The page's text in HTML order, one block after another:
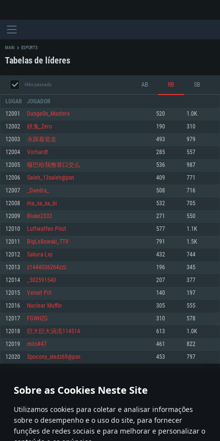
Sobre as Cookies Neste Site
Utilizamos cookies para coletar e analisar informações
sobre o desempenho e o uso do site, para fornecer
funções de redes sociais e para melhorar e personalizar o
REQUERIMENTOS DE SISTEMA
Mínimo
Sistema Operativo: Windows 10 (64 bit)
Processador: Dual-Core 2.2 GHz
Memória: 4GB
Placa Gráfica: Placa com DirectX 11: AMD Radeon 77XX / NVIDIA GeForce
GTX 660. Resolução mínima suportada: 720p
Network: Internet de banda larga.
Disco: 23,1 GB
Recomendado
superior, Radeon RX 570 ou superior
Disco: 75,9 GB
Mínimo
Sistema Operativo: Mac OS Big Sur 11.0 ou versão mais recente
Processador: Core i5 2.2GHz mínimo (Intel Xeon não suportado)
Memória: 6 GB
Placa Gráfica: Intel Iris Pro 5200 (Mac), equivalentes AMD/Nvidia para Mac.
Resolução mínima suportada: 720p com suporte Metal.
Network: Internet de banda larga.
Disco: 21,5 GB
Recomendado
Network: Internet de banda larga.
Mínimo
Sistema Operativo: Distribuições mais modernas do Linux de 64bit
Processador: Dual-Core 2.4 GHz
Memória: 4 GB
Placa Gráfica: NVIDIA 660 com os drivers mais recentes (não mais de 6
meses) / equivalentes AMD com os drivers mais recentes com suporte
Vulkan (não mais de 6 meses); Resolução mínima suportada: 720p.
Network: Internet de banda larga.
Disco: 21,5 GB
Recomendado
Sistema Operativo: Ubuntu 20.04 64bit
Processador: Intel Core i7
Memória: 16 GB
Placa Gráfica: NVIDIA 1060 com os drivers mais recentes (não mais de 6
meses) / equivalentes AMD (Radeon RX 570) com os drivers mais recentes
Network: Internet de banda larga.
MAIN ESPORTS
Tabelas de líderes
Mês passado AB RB SB
LUGAR JOGADOR
12001 Dunge0n_Masterx 520 1.0K
12002 鉄鬼_Zero 190 310
12003 永跟着党走 493 979
12004 Vorhardt 285 557
12005 哑巴给我撸算口交么 536 987
12006 Saleh_13saleh@psn 409 771
12007 _Daedra_ 508 716
12008 ma_sa_sa_bi 532 705
12009 Bluke2332 271 550
12010 Luftwaffen Pilot 577 1.1K
12011 BigLe8owski_TTV 791 1.5K
12012 Sakura-Lxy 432 744
12013 z1444036264zzz 196 345
12014 _502591540 207 377
12015 Velvet Pill 140 197
12016 Nuclear Muffin 305 555
12017 FGWHZG 310 578
12018 巨大巨大涡流114514 613 1.0K
12019 milo#47 461 822
12020 Spocony_sledz69@psn 453 797